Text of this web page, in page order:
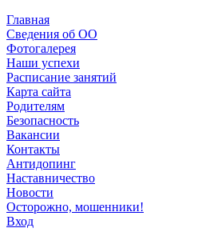
Главная
Сведения об ОО
Фотогалерея
Наши успехи
Расписание занятий
Карта сайта
Родителям
Безопасность
Вакансии
Контакты
Антидопинг
Наставничество
Новости
Осторожно, мошенники!
Вход